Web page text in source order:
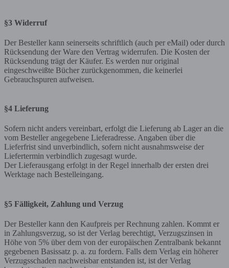
§3 Widerruf
Der Besteller kann seinerseits schriftlich (auch per eMail) oder durch
Rücksendung der Ware den Vertrag widerrufen. Die Kosten der
Rücksendung trägt der Käufer. Es werden nur original
eingeschweißte Bücher zurückgenommen, die keinerlei
Gebrauchspuren aufweisen.
§4 Lieferung
Sofern nicht anders vereinbart, erfolgt die Lieferung ab Lager an die
vom Besteller angegebene Lieferadresse. Angaben über die
Lieferfrist sind unverbindlich, sofern nicht ausnahmsweise der
Liefertermin verbindlich zugesagt wurde.
Der Lieferausgang erfolgt in der Regel innerhalb der ersten drei
Werktage nach Bestelleingang.
§5 Fälligkeit, Zahlung und Verzug
Der Besteller kann den Kaufpreis per Rechnung zahlen. Kommt er
in Zahlungsverzug, so ist der Verlag berechtigt, Verzugszinsen in
Höhe von 5% über dem von der europäischen Zentralbank bekannt
gegebenen Basissatz p. a. zu fordern. Falls dem Verlag ein höherer
Verzugsschaden nachweisbar entstanden ist, ist der Verlag